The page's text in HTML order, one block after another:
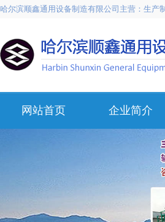
哈尔滨顺鑫通用设备制造有限公司主营：生产
网站首页 企业简介